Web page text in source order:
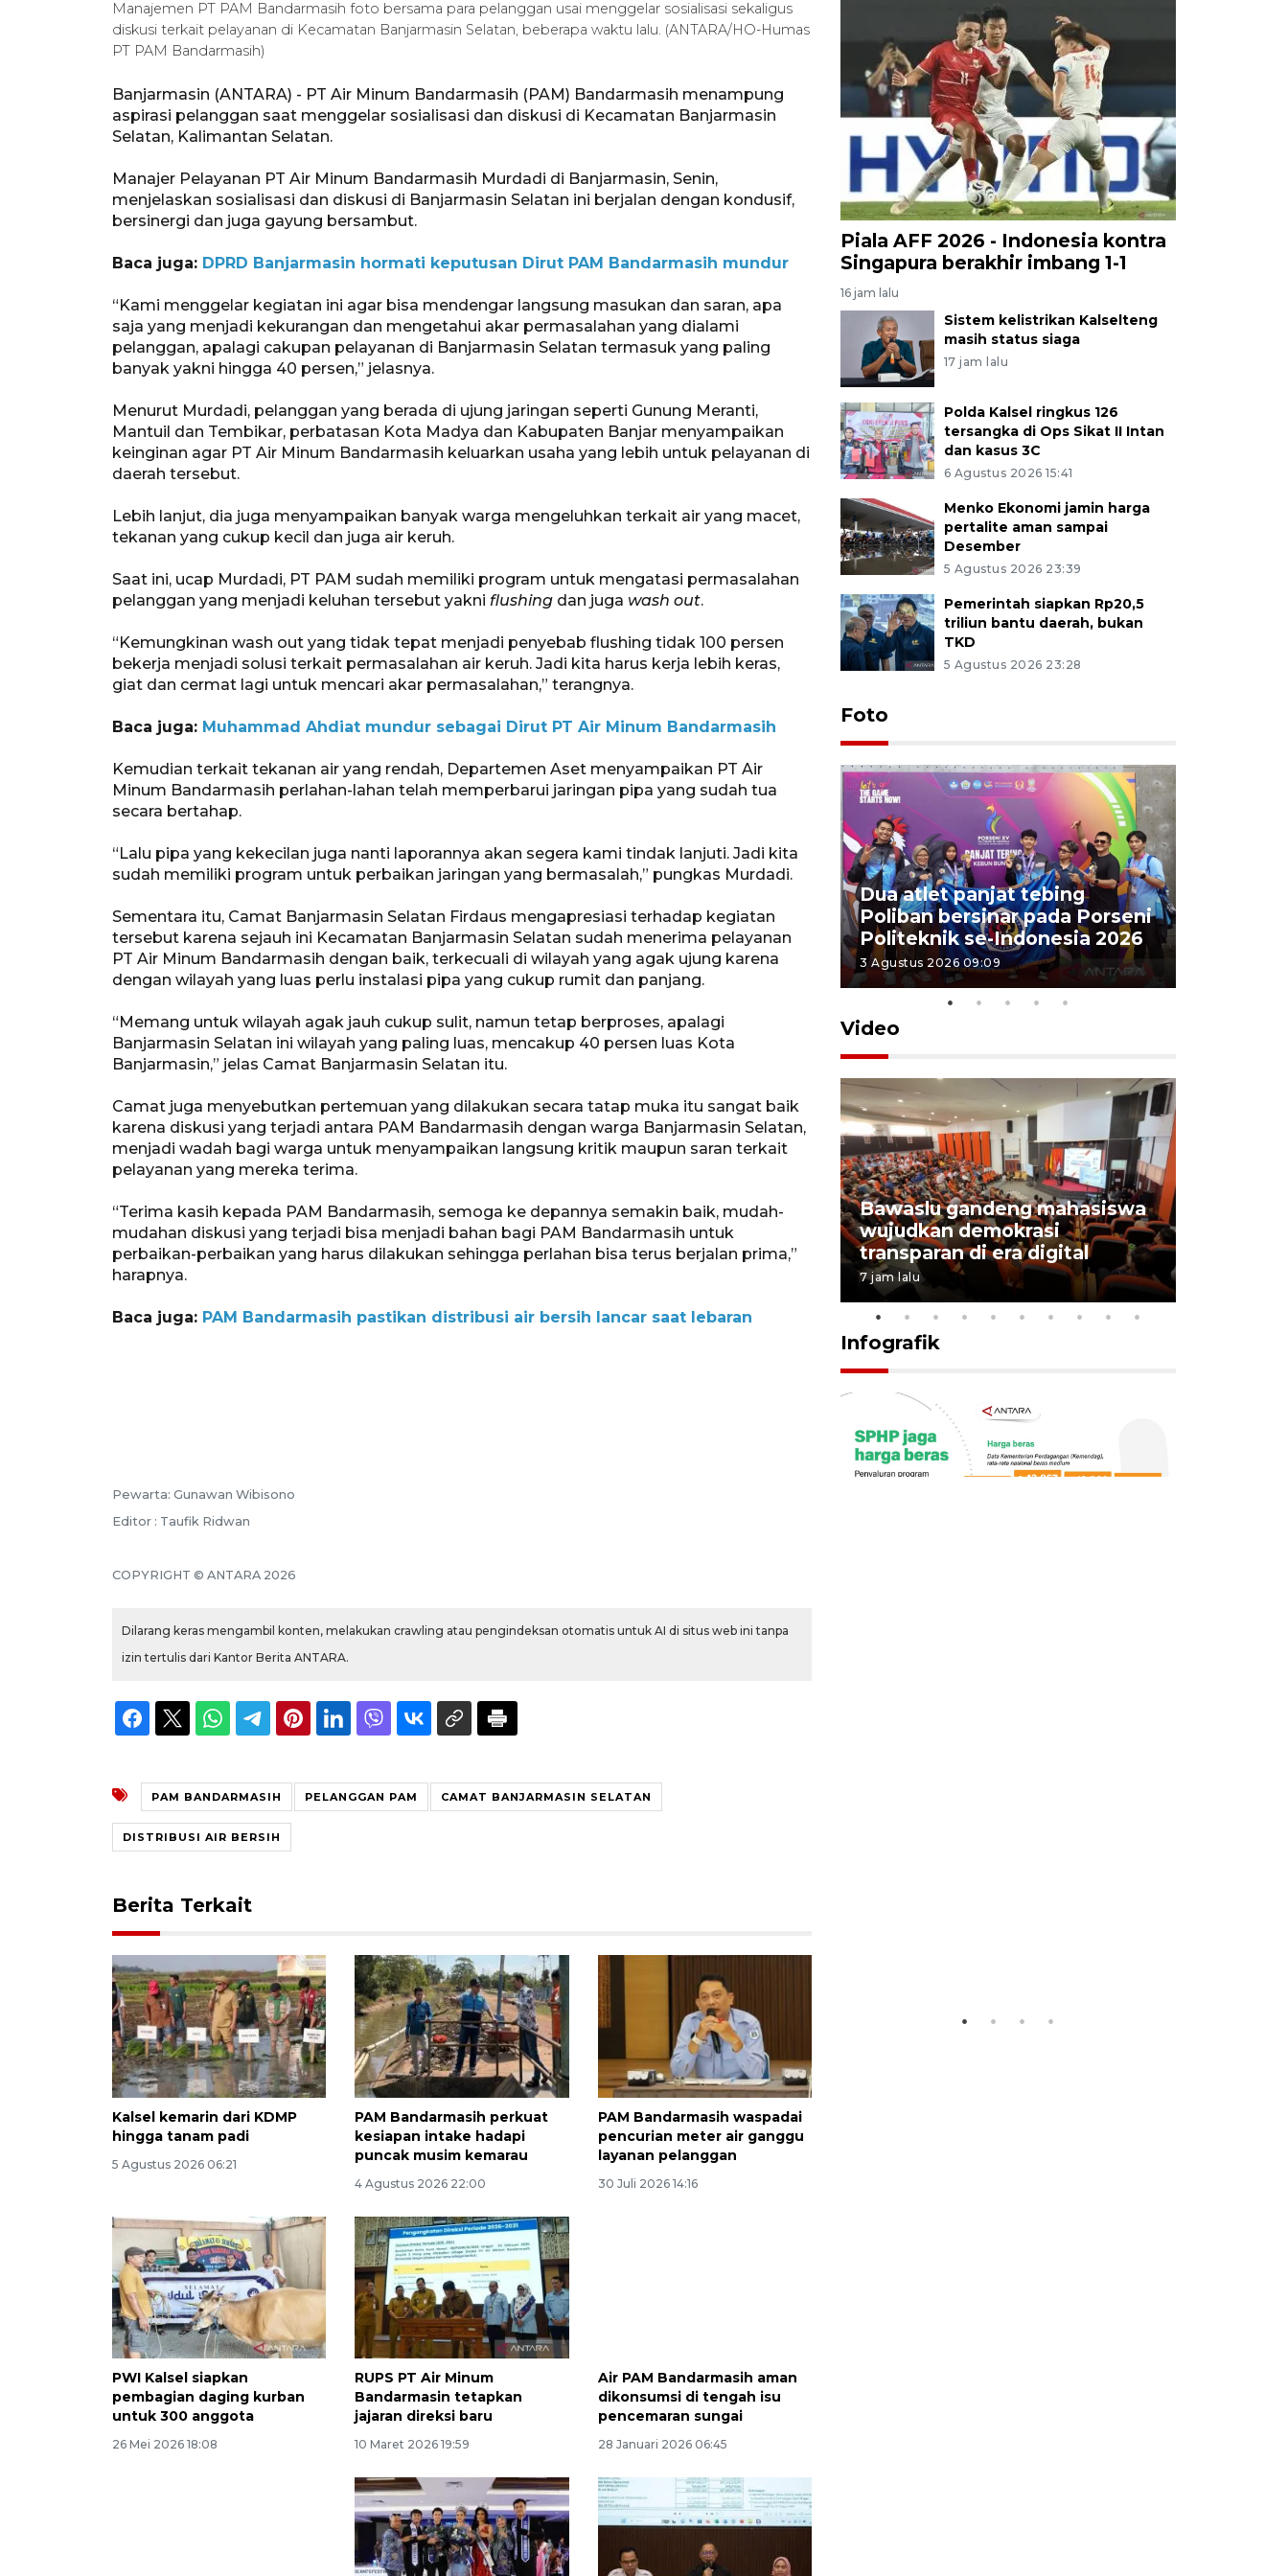
Manajemen PT PAM Bandarmasih foto bersama para pelanggan usai menggelar sosialisasi sekaligus
diskusi terkait pelayanan di Kecamatan Banjarmasin Selatan, beberapa waktu lalu. (ANTARA/HO-Humas
PT PAM Bandarmasih)
Banjarmasin (ANTARA) - PT Air Minum Bandarmasih (PAM) Bandarmasih menampung
aspirasi pelanggan saat menggelar sosialisasi dan diskusi di Kecamatan Banjarmasin
Selatan, Kalimantan Selatan.
Manajer Pelayanan PT Air Minum Bandarmasih Murdadi di Banjarmasin, Senin,
menjelaskan sosialisasi dan diskusi di Banjarmasin Selatan ini berjalan dengan kondusif,
bersinergi dan juga gayung bersambut.
Baca juga: DPRD Banjarmasin hormati keputusan Dirut PAM Bandarmasih mundur
“Kami menggelar kegiatan ini agar bisa mendengar langsung masukan dan saran, apa
saja yang menjadi kekurangan dan mengetahui akar permasalahan yang dialami
pelanggan, apalagi cakupan pelayanan di Banjarmasin Selatan termasuk yang paling
banyak yakni hingga 40 persen,” jelasnya.
Menurut Murdadi, pelanggan yang berada di ujung jaringan seperti Gunung Meranti,
Mantuil dan Tembikar, perbatasan Kota Madya dan Kabupaten Banjar menyampaikan
keinginan agar PT Air Minum Bandarmasih keluarkan usaha yang lebih untuk pelayanan di
daerah tersebut.
Lebih lanjut, dia juga menyampaikan banyak warga mengeluhkan terkait air yang macet,
tekanan yang cukup kecil dan juga air keruh.
Saat ini, ucap Murdadi, PT PAM sudah memiliki program untuk mengatasi permasalahan
pelanggan yang menjadi keluhan tersebut yakni flushing dan juga wash out.
“Kemungkinan wash out yang tidak tepat menjadi penyebab flushing tidak 100 persen
bekerja menjadi solusi terkait permasalahan air keruh. Jadi kita harus kerja lebih keras,
giat dan cermat lagi untuk mencari akar permasalahan,” terangnya.
Baca juga: Muhammad Ahdiat mundur sebagai Dirut PT Air Minum Bandarmasih
Kemudian terkait tekanan air yang rendah, Departemen Aset menyampaikan PT Air
Minum Bandarmasih perlahan-lahan telah memperbarui jaringan pipa yang sudah tua
secara bertahap.
“Lalu pipa yang kekecilan juga nanti laporannya akan segera kami tindak lanjuti. Jadi kita
sudah memiliki program untuk perbaikan jaringan yang bermasalah,” pungkas Murdadi.
Sementara itu, Camat Banjarmasin Selatan Firdaus mengapresiasi terhadap kegiatan
tersebut karena sejauh ini Kecamatan Banjarmasin Selatan sudah menerima pelayanan
PT Air Minum Bandarmasih dengan baik, terkecuali di wilayah yang agak ujung karena
dengan wilayah yang luas perlu instalasi pipa yang cukup rumit dan panjang.
“Memang untuk wilayah agak jauh cukup sulit, namun tetap berproses, apalagi
Banjarmasin Selatan ini wilayah yang paling luas, mencakup 40 persen luas Kota
Banjarmasin,” jelas Camat Banjarmasin Selatan itu.
Camat juga menyebutkan pertemuan yang dilakukan secara tatap muka itu sangat baik
karena diskusi yang terjadi antara PAM Bandarmasih dengan warga Banjarmasin Selatan,
menjadi wadah bagi warga untuk menyampaikan langsung kritik maupun saran terkait
pelayanan yang mereka terima.
“Terima kasih kepada PAM Bandarmasih, semoga ke depannya semakin baik, mudah-
mudahan diskusi yang terjadi bisa menjadi bahan bagi PAM Bandarmasih untuk
perbaikan-perbaikan yang harus dilakukan sehingga perlahan bisa terus berjalan prima,”
harapnya.
Baca juga: PAM Bandarmasih pastikan distribusi air bersih lancar saat lebaran
Pewarta: Gunawan Wibisono
Editor : Taufik Ridwan
COPYRIGHT © ANTARA 2026
Dilarang keras mengambil konten, melakukan crawling atau pengindeksan otomatis untuk AI di situs web ini tanpa
izin tertulis dari Kantor Berita ANTARA.
PAM BANDARMASIH PELANGGAN PAM CAMAT BANJARMASIN SELATAN
DISTRIBUSI AIR BERSIH
Berita Terkait
Kalsel kemarin dari KDMP
hingga tanam padi
5 Agustus 2026 06:21
PAM Bandarmasih perkuat
kesiapan intake hadapi
puncak musim kemarau
4 Agustus 2026 22:00
PAM Bandarmasih waspadai
pencurian meter air ganggu
layanan pelanggan
30 Juli 2026 14:16
PWI Kalsel siapkan
pembagian daging kurban
untuk 300 anggota
26 Mei 2026 18:08
RUPS PT Air Minum
Bandarmasin tetapkan
jajaran direksi baru
10 Maret 2026 19:59
Air PAM Bandarmasih aman
dikonsumsi di tengah isu
pencemaran sungai
28 Januari 2026 06:45
Piala AFF 2026 - Indonesia kontra
Singapura berakhir imbang 1-1
16 jam lalu
Sistem kelistrikan Kalselteng
masih status siaga
17 jam lalu
Polda Kalsel ringkus 126
tersangka di Ops Sikat II Intan
dan kasus 3C
6 Agustus 2026 15:41
Menko Ekonomi jamin harga
pertalite aman sampai
Desember
5 Agustus 2026 23:39
Pemerintah siapkan Rp20,5
triliun bantu daerah, bukan
TKD
5 Agustus 2026 23:28
Foto
pembukaan Turnamen Sepak
Bola Usia Dini
23 Juli 2026 21:36
Dua atlet panjat tebing
Poliban bersinar pada Porseni
Politeknik se-Indonesia 2026
3 Agustus 2026 09:09
Video
Anak Putus Sekolah Lewat
Pendidikan Kesetaraan
Bagian 2
Bawaslu gandeng mahasiswa
wujudkan demokrasi
transparan di era digital
7 jam lalu
Infografik
Awas penipuan berbasis AI
2026-08-07 13:45:00